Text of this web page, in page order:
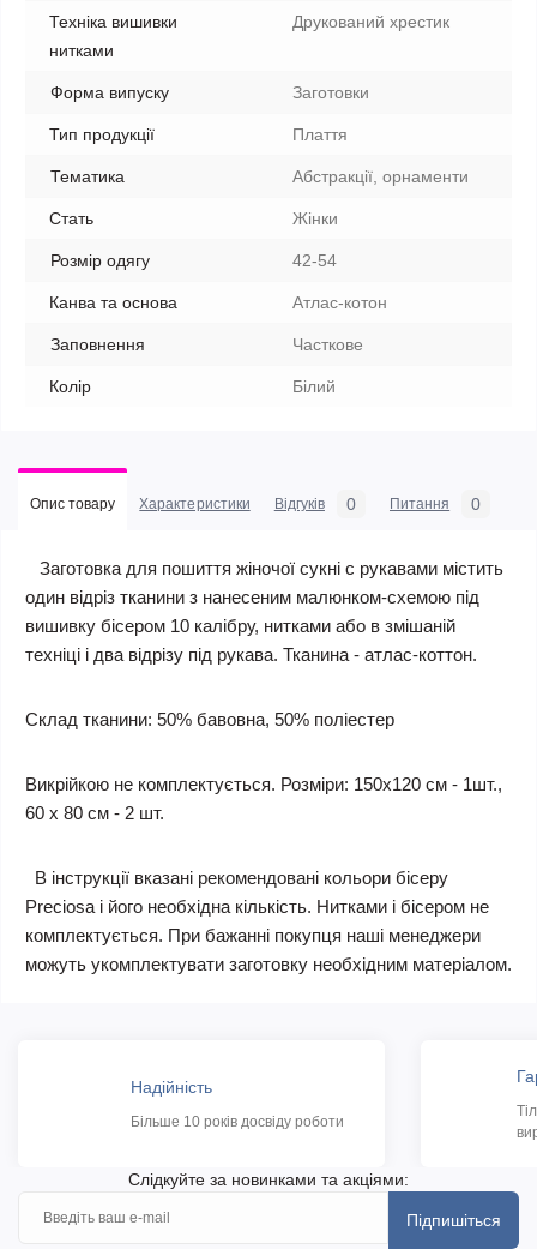
Техніка вишивки
нитками
Друкований хрестик
Форма випуску Заготовки
Тип продукції Плаття
Тематика Абстракції, орнаменти
Стать Жінки
Розмір одягу 42-54
Канва та основа Атлас-котон
Заповнення Часткове
Колір Білий
Опис товару Характеристики Відгуків 0 Питання 0
Заготовка для пошиття жіночої сукні c рукавами містить
один відріз тканини з нанесеним малюнком-схемою під
вишивку бісером 10 калібру, нитками або в змішаній
техніці і два відрізу під рукава. Тканина - атлас-коттон.
Склад тканини: 50% бавовна, 50% поліестер
Викрійкою не комплектується. Розміри: 150х120 см - 1шт.,
60 х 80 см - 2 шт.
В інструкції вказані рекомендовані кольори бісеру
Preciosa і його необхідна кількість. Нитками і бісером не
комплектується. При бажанні покупця наші менеджери
можуть укомплектувати заготовку необхідним матеріалом.
Надійність
Більше 10 років досвіду роботи
Слідкуйте за новинками та акціями:
Підпишіться